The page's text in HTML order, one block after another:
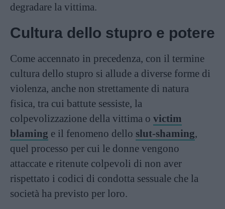
degradare la vittima.
Cultura dello stupro e potere
Come accennato in precedenza, con il termine
cultura dello stupro si allude a diverse forme di
violenza, anche non strettamente di natura
fisica, tra cui battute sessiste, la
colpevolizzazione della vittima o victim
blaming e il fenomeno dello slut-shaming,
quel processo per cui le donne vengono
attaccate e ritenute colpevoli di non aver
rispettato i codici di condotta sessuale che la
società ha previsto per loro.